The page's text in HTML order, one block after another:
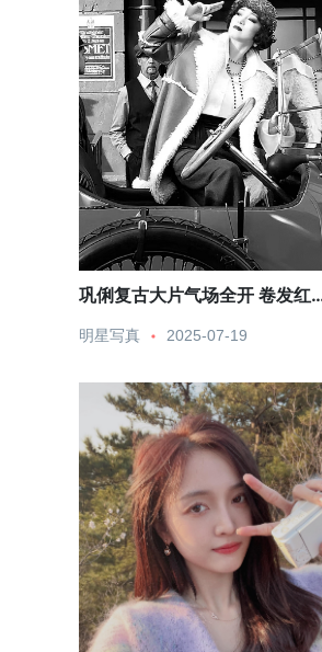
巩俐复古大片气场全开 卷发红
明星写真 2025-07-19